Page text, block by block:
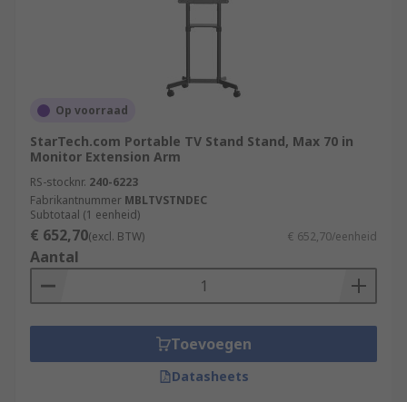
Op voorraad
StarTech.com Portable TV Stand Stand, Max 70 in
Monitor Extension Arm
RS-stocknr. 240-6223
Fabrikantnummer MBLTVSTNDEC
Subtotaal (1 eenheid)
€ 652,70(excl. BTW) € 652,70/eenheid
Aantal
Toevoegen
Datasheets